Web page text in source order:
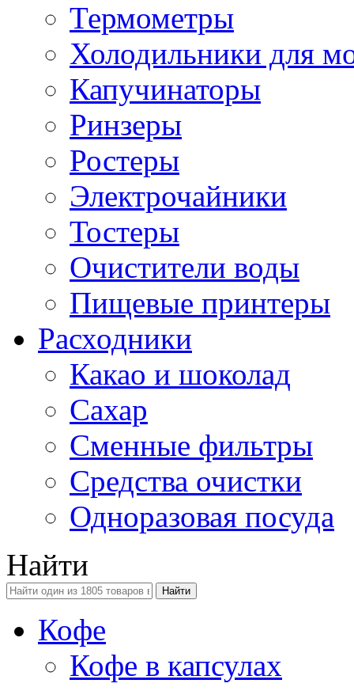
Термометры
Холодильники для
Капучинаторы
Ринзеры
Ростеры
Электрочайники
Тостеры
Очистители воды
Пищевые принтеры
Расходники
Какао и шоколад
Сахар
Сменные фильтры
Средства очистки
Одноразовая посуда
Найти
Кофе
Кофе в капсулах